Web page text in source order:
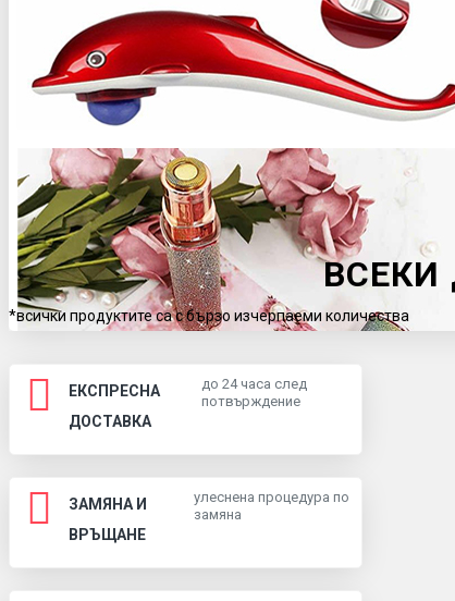
ВСЕКИ
*всички продуктите са с бързо изчерпаеми количества
ЕКСПРЕСНА
ДОСТАВКА
до 24 часа след
потвърждение
ЗАМЯНА И
ВРЪЩАНЕ
улеснена процедура по
замяна